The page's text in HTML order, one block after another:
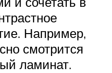
Например,
смотрится
ламинат.